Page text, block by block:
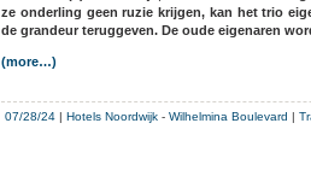
lag
een
de
ze onderling geen ruzie krijgen, kan het trio
de grandeur teruggeven. De oude eigenaren
(more…)
07/28/24 | Hotels Noordwijk - Wilhelmina Boulevard |